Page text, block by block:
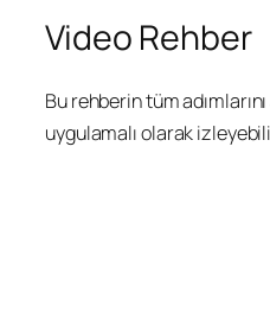
Video Rehber
Bu rehberin tüm
uygulamalı olarak